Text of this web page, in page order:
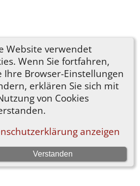
Website verwendet
Wenn Sie fortfahren,
Ihre Browser-Einstellungen
erklären Sie sich mit
von Cookies
anzeigen
Verstanden